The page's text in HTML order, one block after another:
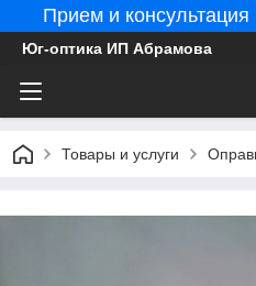
Прием и
Юг-оптика ИП Абрамова
Товары и услуги